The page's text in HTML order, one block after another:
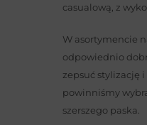
casualową, z
W asortymencie
odpowiednio
zepsuć stylizację
powinniśmy
szerszego paska.